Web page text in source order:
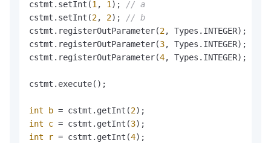
cstmt.setInt(1, 1); // a
cstmt.setInt(2, 2); // b
cstmt.registerOutParameter(2, Types.INTEGER);
cstmt.registerOutParameter(3, Types.INTEGER);
cstmt.registerOutParameter(4, Types.INTEGER);
cstmt.execute();
int b = cstmt.getInt(2
int
c = cstmt.getInt(3
int
r = cstmt.getInt(4